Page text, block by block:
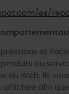
es/
et
ou
du Web. Ils
afin